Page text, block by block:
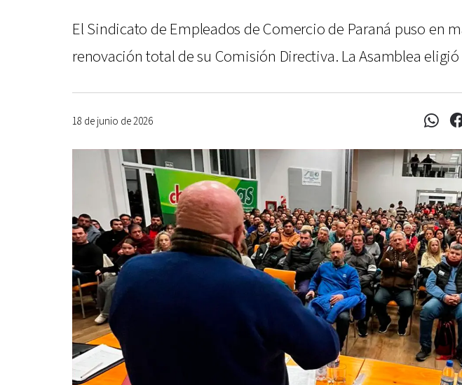
El Sindicato de Empleados de Comercio de Paraná puso en
renovación total de su Comisión Directiva. La Asamblea
18 de junio de 2026